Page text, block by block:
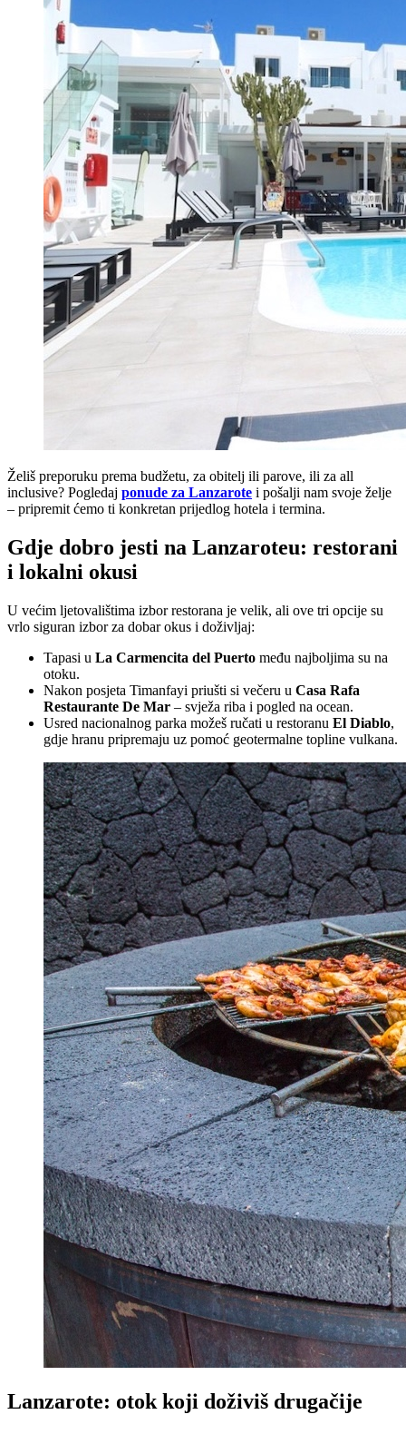
Želiš preporuku prema budžetu, za obitelj ili parove, ili za all
inclusive? Pogledaj ponude za Lanzarote i pošalji nam svoje želje
– pripremit ćemo ti konkretan prijedlog hotela i termina.
Gdje dobro jesti na Lanzaroteu: restorani
i lokalni okusi
U većim ljetovalištima izbor restorana je velik, ali ove tri opcije su
vrlo siguran izbor za dobar okus i doživljaj:
Tapasi u La Carmencita del Puerto među najboljima su na
otoku.
Nakon posjeta Timanfayi priušti si večeru u Casa Rafa
Restaurante De Mar – svježa riba i pogled na ocean.
Usred nacionalnog parka možeš ručati u restoranu El Diablo,
gdje hranu pripremaju uz pomoć geotermalne topline vulkana.
Lanzarote: otok koji doživiš drugačije